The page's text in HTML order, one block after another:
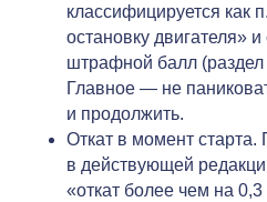
классифицируется как
остановку двигателя»
штрафной балл
Главное — не
и продолжить.
Откат в момент
в действующей
«откат более чем на